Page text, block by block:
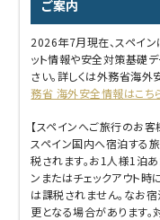
ご案内
2026年7月現在、スペイ
ット情報や安全対策基礎
さい。詳しくは外務省海外
務省 海外安全情報はこち
【スペインへご旅行のお客
スペイン国内へ宿泊する
税されます。お1人様1泊
ンまたはチェックアウト
は課税されません。なお
更となる場合があります